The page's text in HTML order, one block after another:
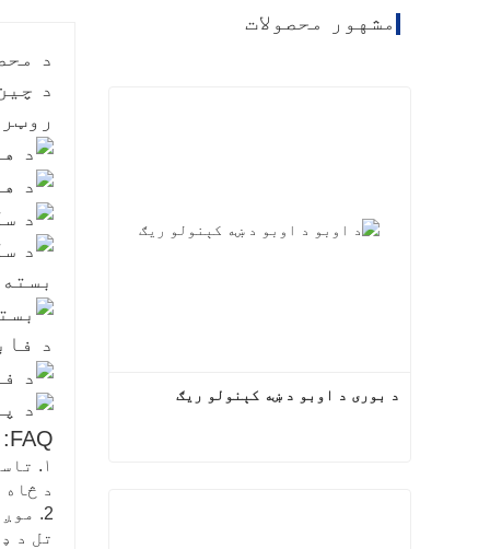
د
د
FAQ:
۱. تاسو له موږ څخه څه اخیستلی شئ؟
د
2. موږ څنګه کیفیت تضمین کولی شو؟
تل د
مشهور محصولات
د بوری د اوبو د ښه کېنولو ریګ